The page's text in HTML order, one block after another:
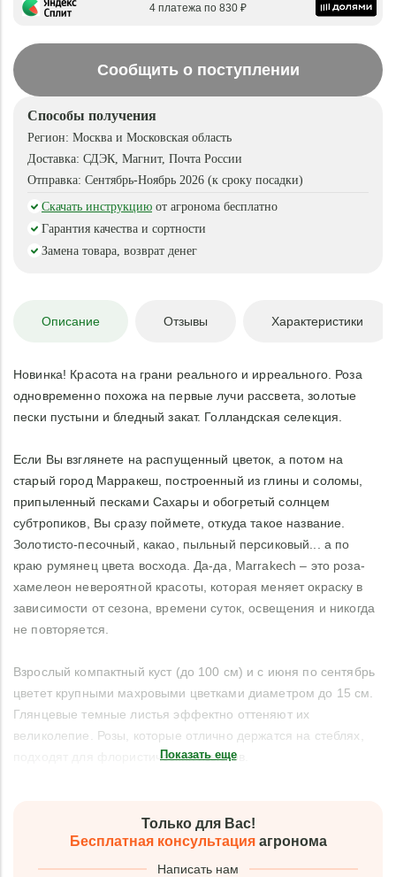
4 платежа по 830 ₽
Сообщить о поступлении
Способы получения
Регион: Москва и Московская область
Доставка: СДЭК, Магнит, Почта России
Отправка: Сентябрь-Ноябрь 2026 (к сроку посадки)
Скачать инструкцию от агронома бесплатно
Гарантия качества и сортности
Замена товара, возврат денег
Описание Отзывы Характеристики
Новинка! Красота на грани реального и ирреального. Роза
одновременно похожа на первые лучи рассвета, золотые
пески пустыни и бледный закат. Голландская селекция.
Если Вы взглянете на распущенный цветок, а потом на
старый город Марракеш, построенный из глины и соломы,
припыленный песками Сахары и обогретый солнцем
субтропиков, Вы сразу поймете, откуда такое название.
Золотисто-песочный, какао, пыльный персиковый... а по
краю румянец цвета восхода. Да-да, Marrakech – это роза-
хамелеон невероятной красоты, которая меняет окраску в
зависимости от сезона, времени суток, освещения и никогда
не повторяется.
Взрослый компактный куст (до 100 см) и с июня по сентябрь
цветет крупными махровыми цветками диаметром до 15 см.
Глянцевые темные листья эффектно оттеняют их
великолепие. Розы, которые отлично держатся на стеблях,
подходят для флористических изысков.
Показать еще
Только для Вас!
Бесплатная консультацияагронома
Написать нам